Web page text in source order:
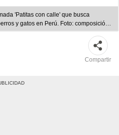
'Patitas con calle' que busca
y gatos en Perú. Foto: composición
Compartir